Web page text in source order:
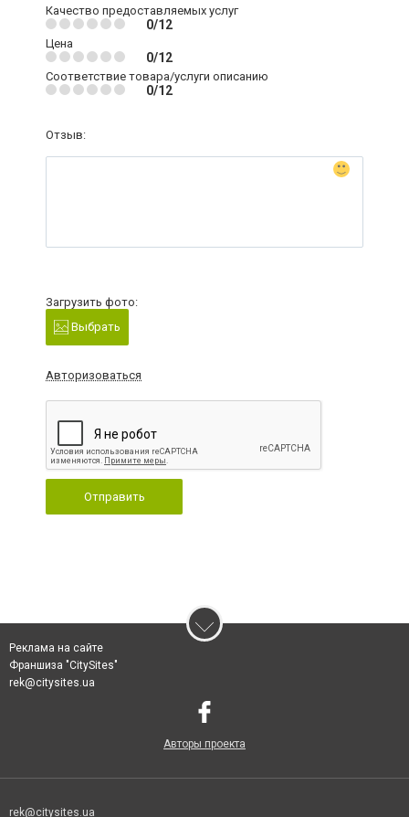
Качество предоставляемых услуг
0/12
Цена
0/12
Соответствие товара/услуги описанию
0/12
Отзыв:
Загрузить фото:
Выбрать
Авторизоваться
Отправить
Реклама на сайте
Франшиза "CitySites"
rek@citysites.ua
Авторы проекта
rek@citysites.ua